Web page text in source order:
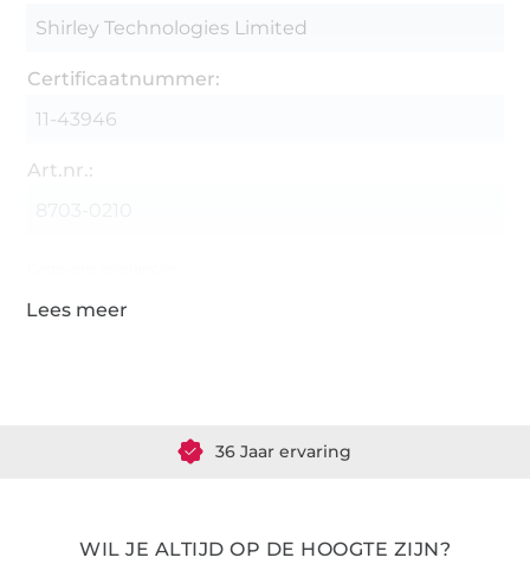
Shirley Technologies Limited
Certificaatnummer:
11-43946
Art.nr.:
36 Jaar ervaring
WIL JE ALTIJD OP DE HOOGTE ZIJN?